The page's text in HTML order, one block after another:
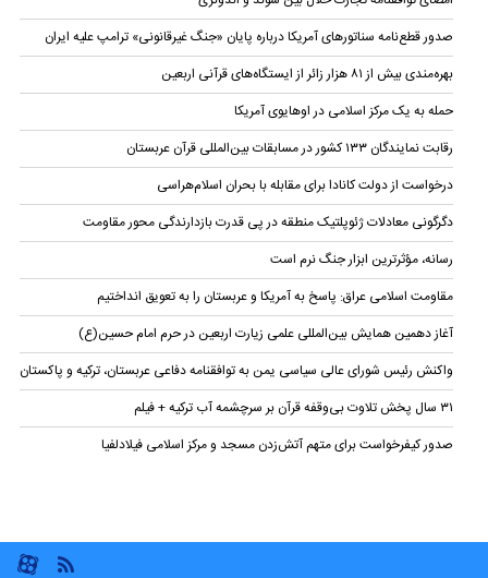
صدور قطع‌نامه سناتورهای آمریکا درباره پایان «جنگ غیرقانونی» ترامپ علیه ایران
بهره‌مندی بیش از ۸۱ هزار زائر از ایستگاه‌های قرآنی اربعین
حمله به یک مرکز اسلامی در اوهایوی آمریکا
رقابت نمایندگان ۱۳۳ کشور در مسابقات بین‌المللی قرآن عربستان
درخواست از دولت کانادا برای مقابله با بحران اسلام‌هراسی
دگرگونی معادلات ژئوپلتیک منطقه در پی قدرت بازدارندگی محور مقاومت
رسانه، مؤثرترین ابزار جنگ نرم است
مقاومت اسلامی عراق: پاسخ به آمریکا و عربستان را به تعویق انداختیم
آغاز دهمین همایش بین‌المللی علمی زیارت اربعین در حرم امام حسین(ع)
واکنش رئیس شورای عالی سیاسی یمن به توافقنامه دفاعی عربستان، ترکیه و پاکستان
۳۱ سال پخش تلاوت بی‌وقفه قرآن بر سرچشمه آب ترکیه + فیلم
صدور کیفرخواست برای متهم آتش‌زدن مسجد و مرکز اسلامی فیلادلفیا